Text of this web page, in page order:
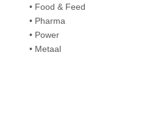
• Food & Feed
• Pharma
• Power
• Metaal